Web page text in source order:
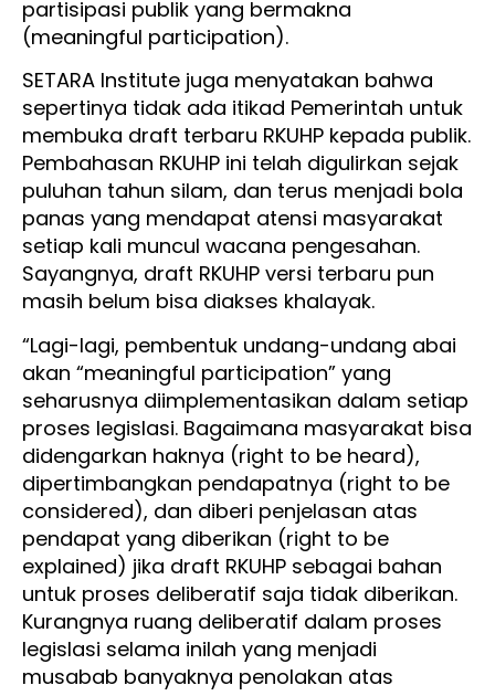
partisipasi publik yang bermakna
(meaningful participation).
SETARA Institute juga menyatakan bahwa
sepertinya tidak ada itikad Pemerintah untuk
membuka draft terbaru RKUHP kepada publik.
Pembahasan RKUHP ini telah digulirkan sejak
puluhan tahun silam, dan terus menjadi bola
panas yang mendapat atensi masyarakat
setiap kali muncul wacana pengesahan.
Sayangnya, draft RKUHP versi terbaru pun
masih belum bisa diakses khalayak.
“Lagi-lagi, pembentuk undang-undang abai
akan “meaningful participation” yang
seharusnya diimplementasikan dalam setiap
proses legislasi. Bagaimana masyarakat bisa
didengarkan haknya (right to be heard),
dipertimbangkan pendapatnya (right to be
considered), dan diberi penjelasan atas
pendapat yang diberikan (right to be
explained) jika draft RKUHP sebagai bahan
untuk proses deliberatif saja tidak diberikan.
Kurangnya ruang deliberatif dalam proses
legislasi selama inilah yang menjadi
musabab banyaknya penolakan atas